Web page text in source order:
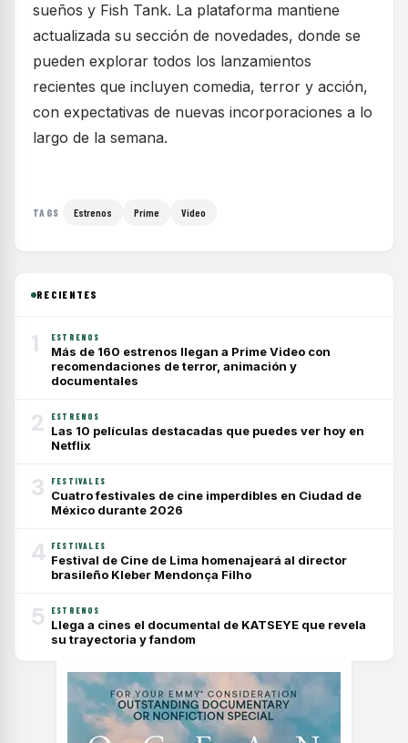
sueños y Fish Tank. La plataforma mantiene
actualizada su sección de novedades, donde se
pueden explorar todos los lanzamientos
recientes que incluyen comedia, terror y acción,
con expectativas de nuevas incorporaciones a lo
largo de la semana.
TAGS Estrenos Prime Video
RECIENTES
1 ESTRENOS
Más de 160 estrenos llegan a Prime Video con
recomendaciones de terror, animación y
documentales
2 ESTRENOS
Las 10 películas destacadas que puedes ver hoy en
Netflix
3 FESTIVALES
Cuatro festivales de cine imperdibles en Ciudad de
México durante 2026
4 FESTIVALES
Festival de Cine de Lima homenajeará al director
brasileño Kleber Mendonça Filho
5 ESTRENOS
Llega a cines el documental de KATSEYE que revela
su trayectoria y fandom